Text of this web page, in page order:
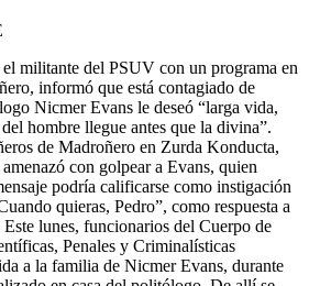
el militante del PSUV con un programa en
informó que está contagiado de
Nicmer Evans le deseó “larga vida,
hombre llegue antes que la divina”.
de Madroñero en Zurda Konducta,
con golpear a Evans, quien
podría calificarse como instigación
quieras, Pedro”, como respuesta a
lunes, funcionarios del Cuerpo de
Penales y Criminalísticas
a la familia de Nicmer Evans, durante